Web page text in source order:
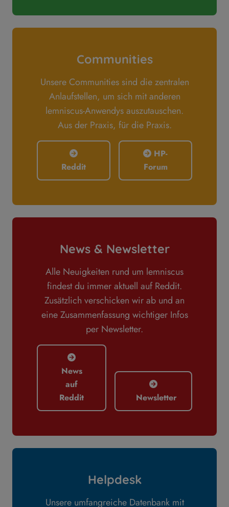
Communities
Unsere Communities sind die zentralen
Anlaufstellen, um sich mit anderen
lemniscus-Anwendys auszutauschen.
Aus der Praxis, für die Praxis.
Reddit
HP-
Forum
News & Newsletter
Alle Neuigkeiten rund um lemniscus
findest du immer aktuell auf Reddit.
Zusätzlich verschicken wir ab und an
eine Zusammenfassung wichtiger Infos
per Newsletter.
News
auf
Reddit
Newsletter
Helpdesk
Unsere umfangreiche Datenbank mit